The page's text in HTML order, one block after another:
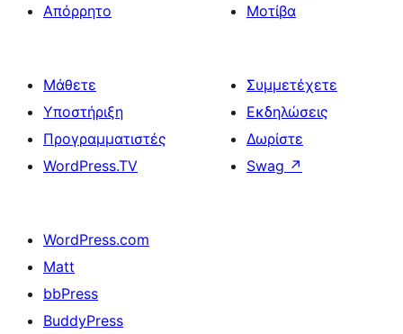
Απόρρητο
Μοτίβα
Μάθετε
Υποστήριξη
Προγραμματιστές
WordPress.TV
Συμμετέχετε
Εκδηλώσεις
Δωρίστε
Swag ↗
WordPress.com
Matt
bbPress
BuddyPress